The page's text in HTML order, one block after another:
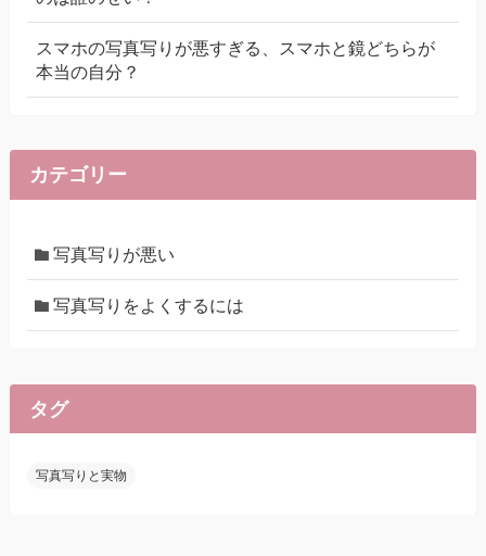
スマホの写真写りが悪すぎる、スマホと鏡どちらが
本当の自分？
カテゴリー
写真写りが悪い
写真写りをよくするには
タグ
写真写りと実物